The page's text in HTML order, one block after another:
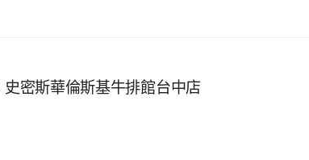
史密斯華倫斯基牛排館台中店